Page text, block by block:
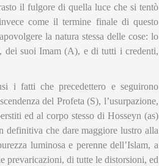
il fulgore di quella luce che si tentò
come il termine finale di questo
la natura stessa delle cose: lo
dei suoi Imam (A), e di tutti i credenti,
i fatti che precedettero e seguirono
del Profeta (S), l’usurpazione,
ed al corpo stesso di Hosseyn (as)
che dare maggiore lustro alla
luminosa e perenne dell’Islam, a
prevaricazioni, di tutte le distorsioni, ed